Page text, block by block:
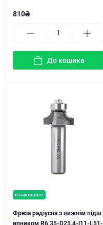
810₴
До кошика
в наявності
Фреза радіусна з нижнім підш
ипником R6,35-D25,4-l11-L51-